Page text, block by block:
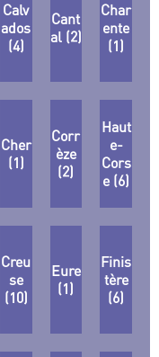
Calv
ados
(4)
Cant
al (2)
Char
ente
(1)
Cher
(1)
Corr
èze
(2)
Haut
e-
Cors
e (6)
Creu
se
(10)
Eure
(1)
Finis
tère
(6)